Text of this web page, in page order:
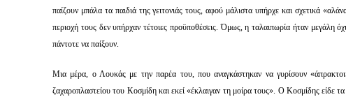
παίζουν μπάλα τα παιδιά της γειτονιάς τους, αφού μάλιστα υπήρχε και σχετικά
περιοχή τους δεν υπήρχαν τέτοιες προϋποθέσεις. Όμως, η ταλαιπωρία ήταν μεγάλη
πάντοτε να παίξουν.
Μια μέρα, ο Λουκάς με την παρέα του, που αναγκάστηκαν να γυρίσουν
ζαχαροπλαστείου του Κοσμίδη και εκεί «έκλαιγαν τη μοίρα τους». Ο Κοσμίδης είδε